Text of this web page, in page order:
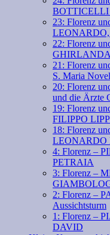
BOTTICELLI
23: Florenz
22: Florenz
21: Florenz
S. Maria
20: Florenz
und die Ärzte
19: Florenz
FILIPPO
18: Florenz
LEONARDO
4: Florenz –
PETRAIA
3: Florenz –
2: Florenz –
Aussichtsturm
1: Florenz –
DAVID